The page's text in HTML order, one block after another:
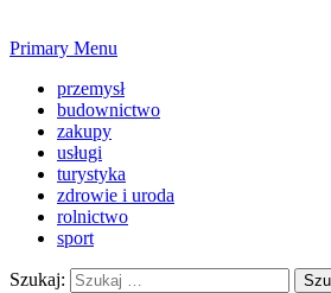
Primary Menu
przemysł
budownictwo
zakupy
usługi
turystyka
zdrowie i uroda
rolnictwo
sport
Szukaj: